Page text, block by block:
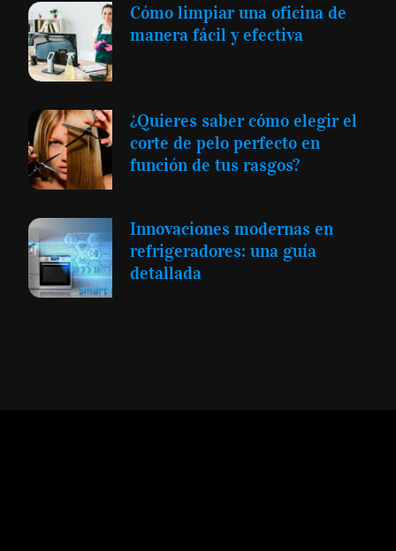
Cómo limpiar una oficina de
manera fácil y efectiva
¿Quieres saber cómo elegir el
corte de pelo perfecto en
función de tus rasgos?
Innovaciones modernas en
refrigeradores: una guía
detallada